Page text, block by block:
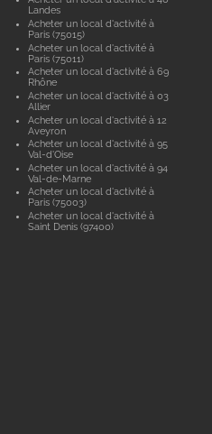
Landes
Acheter un local d'activité à
Paris (75015)
Acheter un local d'activité à
Paris (75011)
Acheter un local d'activité à 69
Rhône
Acheter un local d'activité à 03
Allier
Acheter un local d'activité à 12
Aveyron
Acheter un local d'activité à 95
Val-d'Oise
Acheter un local d'activité à 94
Val-de-Marne
Acheter un local d'activité à
Paris (75003)
Acheter un local d'activité à
Saint Denis (97400)